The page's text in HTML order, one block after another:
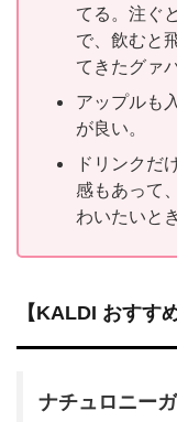
てる。注ぐ
で、飲むと
てきたグァ
アップルも
が良い。
ドリンクだ
感もあって
わいたいと
【KALDI おすす
ナチュロニー